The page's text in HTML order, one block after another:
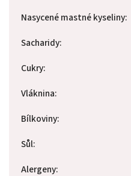
Nasycené mastné kyseliny:
Sacharidy:
Cukry:
Vláknina:
Bílkoviny:
Sůl:
Alergeny: